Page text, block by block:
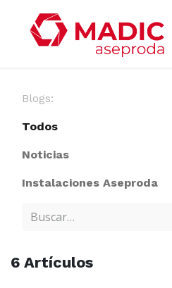
Blogs:
Todos
Noticias
Instalaciones Aseproda
6 Artículos